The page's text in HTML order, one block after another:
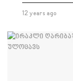
12 years ago